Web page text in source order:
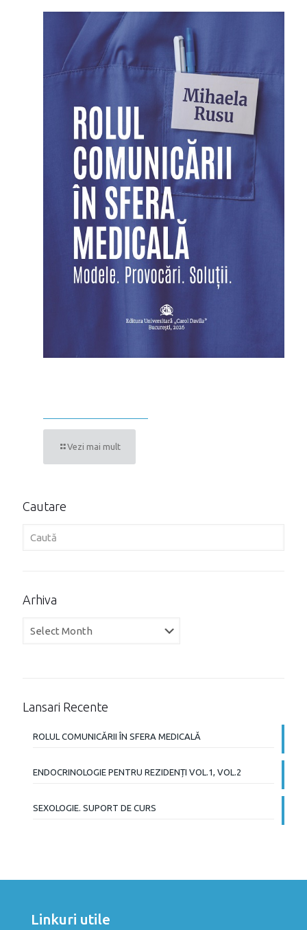
Vezi mai mult
Cautare
Arhiva
Arhiva
Lansari Recente
ROLUL COMUNICĂRII ÎN SFERA MEDICALĂ
ENDOCRINOLOGIE PENTRU REZIDENȚI VOL.1, VOL.2
SEXOLOGIE. SUPORT DE CURS
Linkuri utile